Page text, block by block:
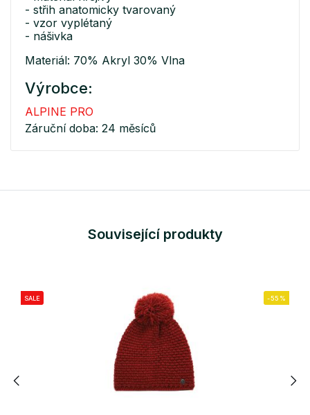
- střih anatomicky tvarovaný
- vzor vyplétaný
- nášivka
Materiál: 70% Akryl 30% Vlna
Výrobce:
ALPINE PRO
Záruční doba: 24 měsíců
Související produkty
SALE -55%